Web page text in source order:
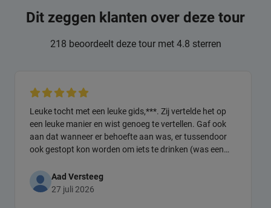
Dit zeggen klanten over deze tour
218 beoordeelt deze tour met 4.8 sterren
Leuke tocht met een leuke gids,***. Zij vertelde het op
een leuke manier en wist genoeg te vertellen. Gaf ook
aan dat wanneer er behoefte aan was, er tussendoor
ook gestopt kon worden om iets te drinken (was een
Aad Versteeg
27 juli 2026